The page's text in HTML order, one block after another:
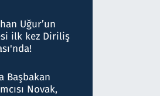
Uğur’un
ilk kez Diriliş
Başbakan
Novak,